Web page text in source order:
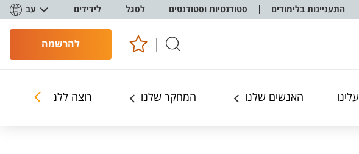
התעניינות בלימודים סטודנטיות וסטודנטים לסגל לידידים עב
להרשמה
עלינו האנשים שלנו המחקר שלנו רוצה ללמוד כלכלה?